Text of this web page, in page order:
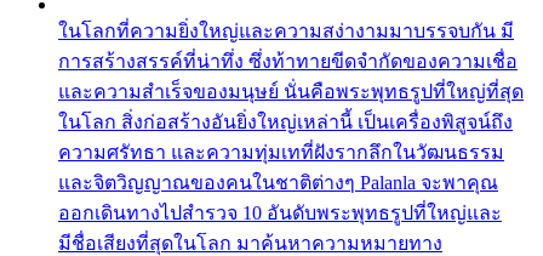
ในโลกที่ความยิ่งใหญ่และความสง่างามมาบรรจบกัน มี
การสร้างสรรค์ที่น่าทึ่ง ซึ่งท้าทายขีดจำกัดของความเชื่อ
และความสำเร็จของมนุษย์ นั่นคือพระพุทธรูปที่ใหญ่ที่สุด
ในโลก สิ่งก่อสร้างอันยิ่งใหญ่เหล่านี้ เป็นเครื่องพิสูจน์ถึง
ความศรัทธา และความทุ่มเทที่ฝังรากลึกในวัฒนธรรม
และจิตวิญญาณของคนในชาติต่างๆ Palanla จะพาคุณ
ออกเดินทางไปสำรวจ 10 อันดับพระพุทธรูปที่ใหญ่และ
มีชื่อเสียงที่สุดในโลก มาค้นหาความหมายทาง